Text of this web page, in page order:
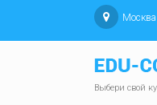
Москва
Выбери свой